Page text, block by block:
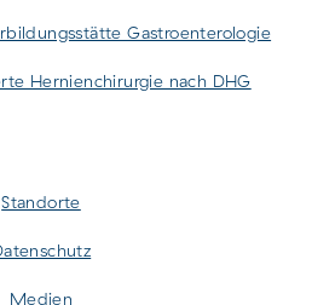
Gastroenterologie
Hernienchirurgie nach DHG
Standorte
Medien